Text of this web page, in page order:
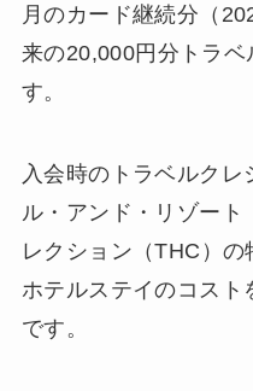
月のカード継続分（
来の20,000円分トラベ
す。
入会時のトラベルク
ル・アンド・リゾート
レクション（THC）
ホテルステイのコスト
です。